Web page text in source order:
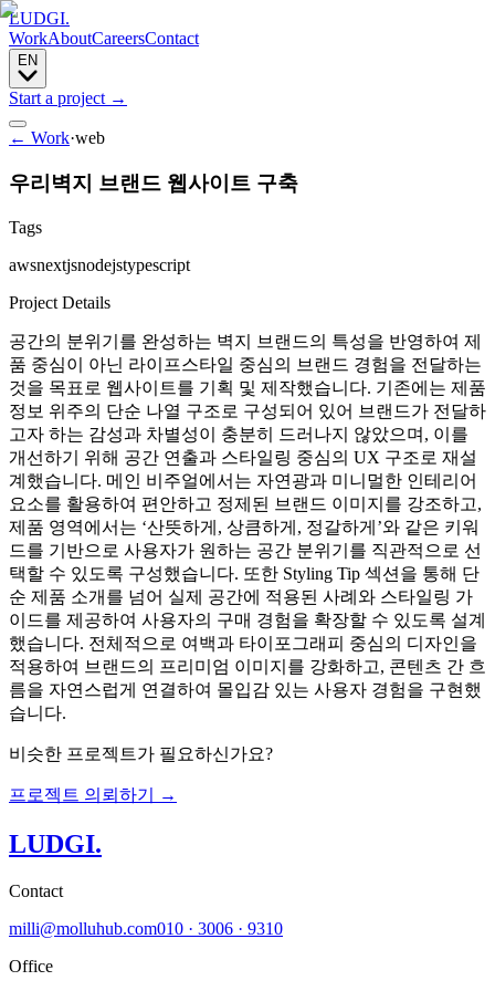
LUDGI.
WorkAboutCareersContact
EN
Start a project →
← Work·web
우리벽지 브랜드 웹사이트 구축
Tags
awsnextjsnodejstypescript
Project Details
공간의 분위기를 완성하는 벽지 브랜드의 특성을 반영하여 제
품 중심이 아닌 라이프스타일 중심의 브랜드 경험을 전달하는
것을 목표로 웹사이트를 기획 및 제작했습니다. 기존에는 제품
정보 위주의 단순 나열 구조로 구성되어 있어 브랜드가 전달하
고자 하는 감성과 차별성이 충분히 드러나지 않았으며, 이를
개선하기 위해 공간 연출과 스타일링 중심의 UX 구조로 재설
계했습니다. 메인 비주얼에서는 자연광과 미니멀한 인테리어
요소를 활용하여 편안하고 정제된 브랜드 이미지를 강조하고,
제품 영역에서는 ‘산뜻하게, 상큼하게, 정갈하게’와 같은 키워
드를 기반으로 사용자가 원하는 공간 분위기를 직관적으로 선
택할 수 있도록 구성했습니다. 또한 Styling Tip 섹션을 통해 단
순 제품 소개를 넘어 실제 공간에 적용된 사례와 스타일링 가
이드를 제공하여 사용자의 구매 경험을 확장할 수 있도록 설계
했습니다. 전체적으로 여백과 타이포그래피 중심의 디자인을
적용하여 브랜드의 프리미엄 이미지를 강화하고, 콘텐츠 간 흐
름을 자연스럽게 연결하여 몰입감 있는 사용자 경험을 구현했
습니다.
비슷한 프로젝트가 필요하신가요?
프로젝트 의뢰하기 →
LUDGI.
Contact
milli@molluhub.com010 · 3006 · 9310
Office